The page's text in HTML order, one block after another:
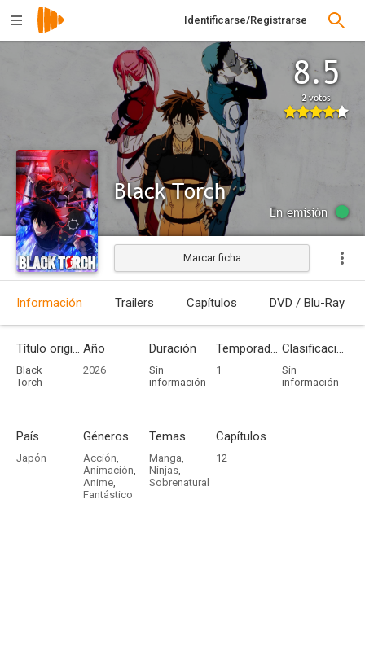
Identificarse/Registrarse
8.5
2 votos
Black Torch
En emisión
Marcar ficha
Información Trailers Capítulos DVD / Blu-Ray
Título original
Black
Torch
Año
2026
Duración
Sin
información
Temporadas
1
Clasificación por edades
Sin
información
País
Japón
Géneros
Acción,
Animación,
Anime,
Fantástico
Temas
Manga,
Ninjas,
Sobrenatural
Capítulos
12